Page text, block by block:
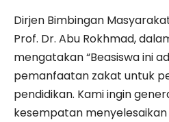
Dirjen Bimbingan
Prof. Dr. Abu Rokhmad,
mengatakan “Beasiswa ini
pemanfaatan zakat untuk
pendidikan. Kami ingin
kesempatan